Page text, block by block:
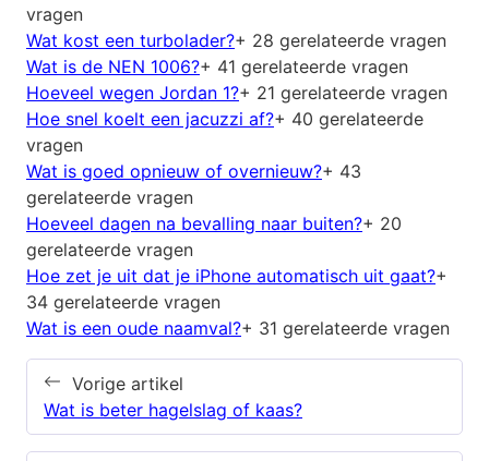
vragen
Wat kost een turbolader?+ 28 gerelateerde vragen
Wat is de NEN 1006?+ 41 gerelateerde vragen
Hoeveel wegen Jordan 1?+ 21 gerelateerde vragen
Hoe snel koelt een jacuzzi af?+ 40 gerelateerde
vragen
Wat is goed opnieuw of overnieuw?+ 43
gerelateerde vragen
Hoeveel dagen na bevalling naar buiten?+ 20
gerelateerde vragen
Hoe zet je uit dat je iPhone automatisch uit gaat?+
34 gerelateerde vragen
Wat is een oude naamval?+ 31 gerelateerde vragen
Vorige artikel
Wat is beter hagelslag of kaas?